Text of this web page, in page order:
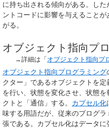
に持ち出される傾向がある。し
ントコードに影響を与えること
がる。
オブジェクト指向プ
→詳細は「 オブジェクト指向プ
オブジェクト指向プログラミング
クター」であるオブジェクトを
を行い、状態を変化させ、状態
クトと「通信」する。 カプセル化
味する用語だが、従来のプログ
張である。カプセル化はデータ